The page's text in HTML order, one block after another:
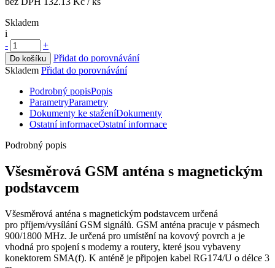
Skladem
i
-
+
Do košíku
Přidat do porovnávání
Skladem Přidat do porovnávání
Podrobný popisPopis
ParametryParametry
Dokumenty ke staženíDokumenty
Ostatní informaceOstatní informace
Podrobný popis
Všesměrová GSM anténa s magnetickým
podstavcem
Všesměrová anténa s magnetickým podstavcem určená
pro příjem/vysíláníGSM signálů. GSM anténa pracuje v pásmech
900/1800 MHz. Je určená pro umístění na kovový povrch a je
vhodná pro spojení s modemy a routery, které jsou vybaveny
konektorem SMA(f). K anténě je připojen kabel RG174/U o délce 3